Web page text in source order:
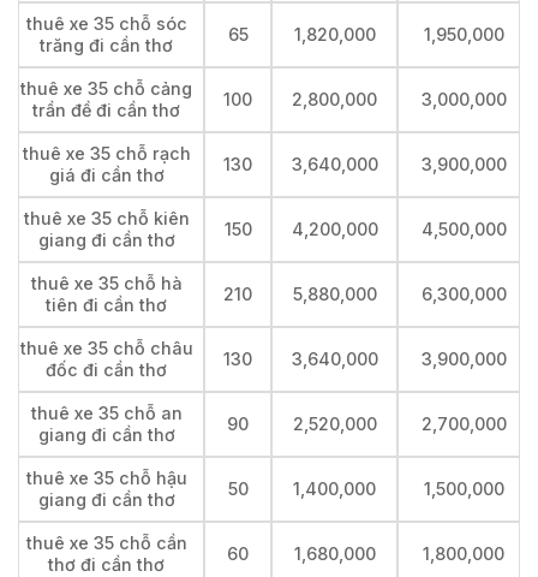
thuê xe 35 chỗ sóc
trăng đi cần thơ
65 1,820,000 1,950,000
thuê xe 35 chỗ cảng
trần đề đi cần thơ
100 2,800,000 3,000,000
thuê xe 35 chỗ rạch
giá đi cần thơ
130 3,640,000 3,900,000
thuê xe 35 chỗ kiên
giang đi cần thơ
150 4,200,000 4,500,000
thuê xe 35 chỗ hà
tiên đi cần thơ
210 5,880,000 6,300,000
thuê xe 35 chỗ châu
đốc đi cần thơ
130 3,640,000 3,900,000
thuê xe 35 chỗ an
giang đi cần thơ
90 2,520,000 2,700,000
thuê xe 35 chỗ hậu
giang đi cần thơ
50 1,400,000 1,500,000
thuê xe 35 chỗ cần
thơ đi cần thơ
60 1,680,000 1,800,000